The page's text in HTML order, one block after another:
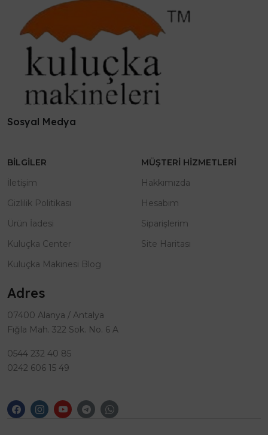
Sosyal Medya
BILGILER
İletişim
Gizlilik Politikası
Ürün İadesi
Kuluçka Center
Kuluçka Makinesi Blog
MÜŞTERI HIZMETLERI
Hakkımızda
Hesabım
Siparişlerim
Site Haritası
Adres
07400 Alanya / Antalya
Fığla Mah. 322 Sok. No. 6 A
0544 232 40 85
0242 606 15 49